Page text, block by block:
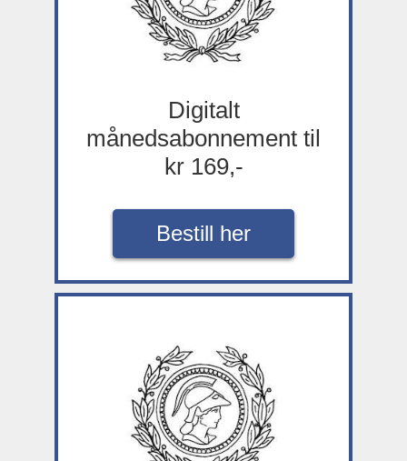
Digitalt
månedsabonnement til
kr 169,-
Bestill her